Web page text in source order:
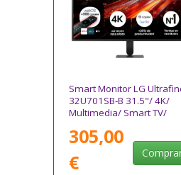
Smart Monitor LG
32U701SB-B 31.5"/ 4K/
Multimedia/ Smart TV/
305,00
€